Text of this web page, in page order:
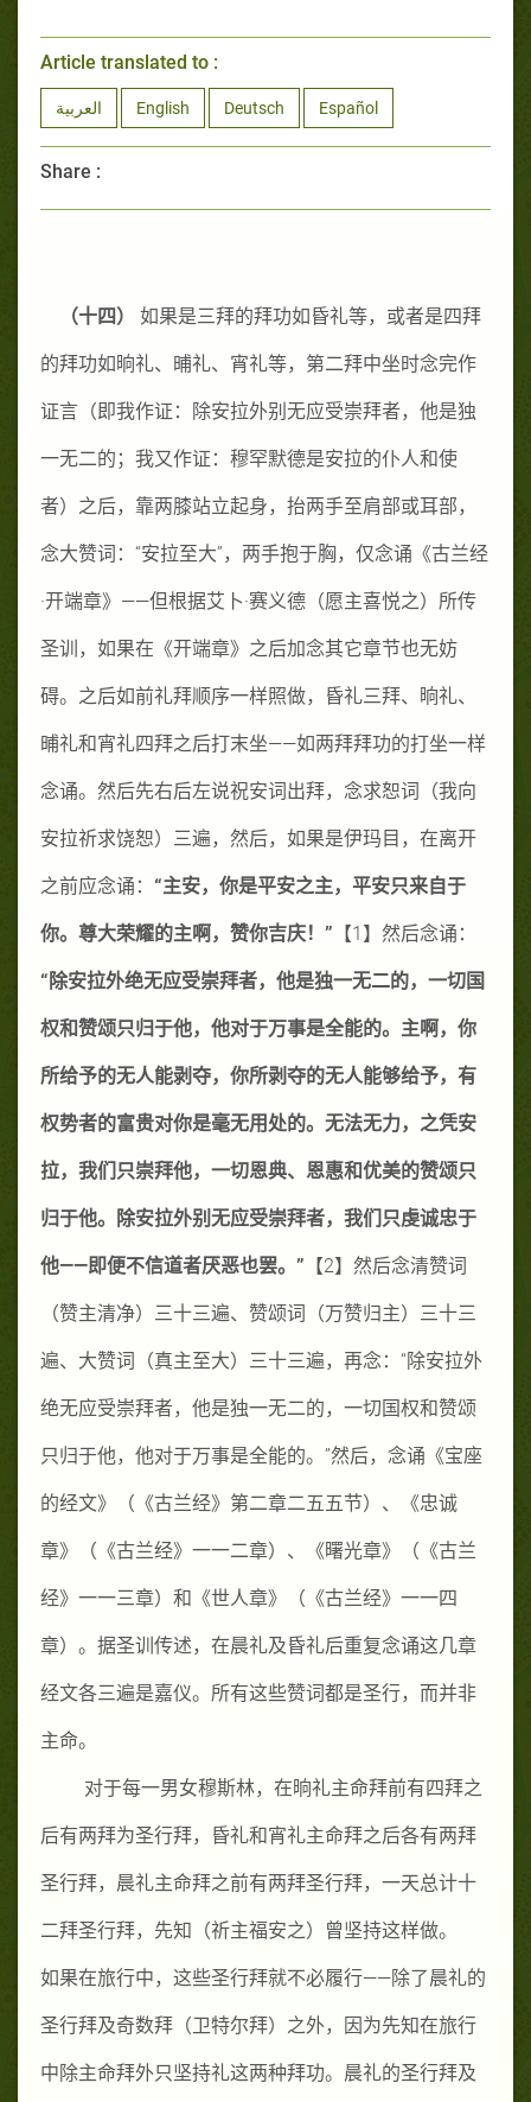
Article translated to :
العربية English Deutsch Español
Share :
（十四） 如果是三拜的拜功如昏礼等，或者是四拜
的拜功如晌礼、晡礼、宵礼等，第二拜中坐时念完作
证言（即我作证：除安拉外别无应受崇拜者，他是独
一无二的；我又作证：穆罕默德是安拉的仆人和使
者）之后，靠两膝站立起身，抬两手至肩部或耳部，
念大赞词：“安拉至大”，两手抱于胸，仅念诵《古兰经
·开端章》——但根据艾卜·赛义德（愿主喜悦之）所传
圣训，如果在《开端章》之后加念其它章节也无妨
碍。之后如前礼拜顺序一样照做，昏礼三拜、晌礼、
晡礼和宵礼四拜之后打末坐——如两拜拜功的打坐一样
念诵。然后先右后左说祝安词出拜，念求恕词（我向
安拉祈求饶恕）三遍，然后，如果是伊玛目，在离开
之前应念诵： “主安，你是平安之主，平安只来自于
你。尊大荣耀的主啊，赞你吉庆！” 【1】然后念诵：
“除安拉外绝无应受崇拜者，他是独一无二的，一切国
权和赞颂只归于他，他对于万事是全能的。主啊，你
所给予的无人能剥夺，你所剥夺的无人能够给予，有
权势者的富贵对你是毫无用处的。无法无力，之凭安
拉，我们只崇拜他，一切恩典、恩惠和优美的赞颂只
归于他。除安拉外别无应受崇拜者，我们只虔诚忠于
他——即便不信道者厌恶也罢。” 【2】然后念清赞词
（赞主清净）三十三遍、赞颂词（万赞归主）三十三
遍、大赞词（真主至大）三十三遍，再念：“除安拉外
绝无应受崇拜者，他是独一无二的，一切国权和赞颂
只归于他，他对于万事是全能的。”然后，念诵《宝座
的经文》（《古兰经》第二章二五五节）、《忠诚
章》（《古兰经》一一二章）、《曙光章》（《古兰
经》一一三章）和《世人章》（《古兰经》一一四
章）。据圣训传述，在晨礼及昏礼后重复念诵这几章
经文各三遍是嘉仪。所有这些赞词都是圣行，而并非
主命。
对于每一男女穆斯林，在晌礼主命拜前有四拜之
后有两拜为圣行拜，昏礼和宵礼主命拜之后各有两拜
圣行拜，晨礼主命拜之前有两拜圣行拜，一天总计十
二拜圣行拜，先知（祈主福安之）曾坚持这样做。
如果在旅行中，这些圣行拜就不必履行——除了晨礼的
圣行拜及奇数拜（卫特尔拜）之外，因为先知在旅行
中除主命拜外只坚持礼这两种拜功。晨礼的圣行拜及